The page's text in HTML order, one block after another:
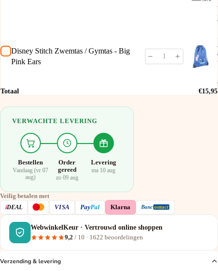
Disney Stitch Zwemtas / Gymtas - Big
Pink Ears
Totaal
€15,95
VERWACHTE LEVERING
Bestellen
Vandaag (vr 07
aug)
Order
gereed
zo 09 aug
Levering
ma 10 aug
Veilig betalen met
iDEAL VISA PayPal Klarna Banc ontact
WebwinkelKeur · Vertrouwd online shoppen
9,2 / 10 · 1622 beoordelingen
Verzending & levering